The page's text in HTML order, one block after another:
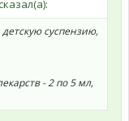
суспензию,
- 2 по 5 мл,